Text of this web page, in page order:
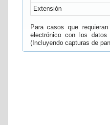
Extensión
Para casos que
electrónico con los
(Incluyendo capturas de